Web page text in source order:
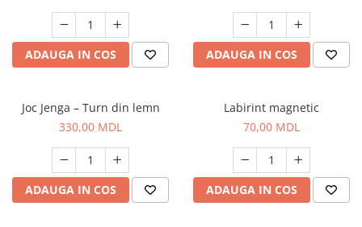
ADAUGA IN COS ADAUGA IN COS
Joc Jenga – Turn din lemn
330,00 MDL
ADAUGA IN COS
Labirint magnetic
70,00 MDL
ADAUGA IN COS